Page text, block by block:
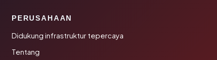
PERUSAHAAN
Didukung infrastruktur tepercaya
Tentang